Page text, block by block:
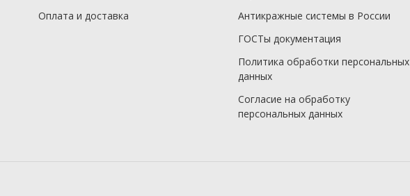
Оплата и доставка
Антикражные системы в России
ГОСТы документация
Политика обработки персональных
данных
Согласие на обработку
персональных данных